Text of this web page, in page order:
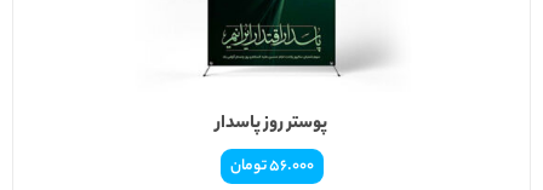
پوستر روز پاسدار
56.000تومان